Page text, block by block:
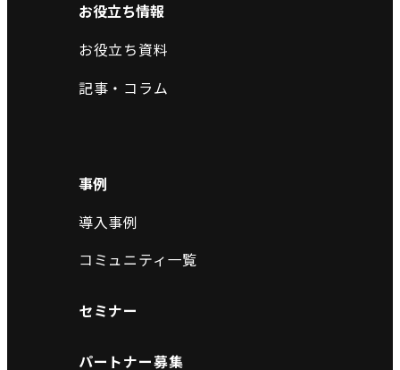
お役立ち情報
お役立ち資料
記事・コラム
事例
導入事例
コミュニティ一覧
セミナー
パートナー募集